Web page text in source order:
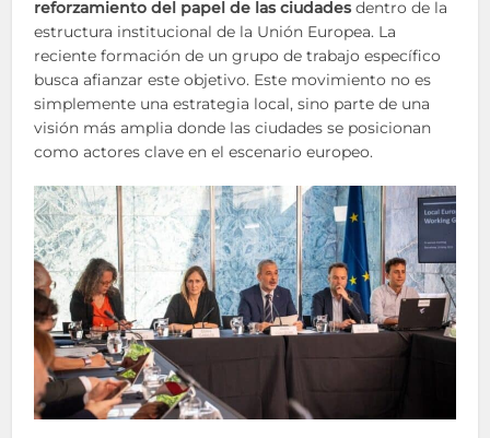
reforzamiento del papel de las ciudadesdentro de la
estructura institucional de la Unión Europea. La
reciente formación de un grupo de trabajo específico
busca afianzar este objetivo. Este movimiento no es
simplemente una estrategia local, sino parte de una
visión más amplia donde las ciudades se posicionan
como actores clave en el escenario europeo.